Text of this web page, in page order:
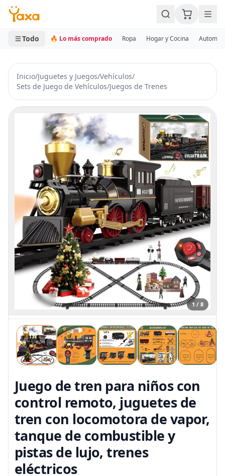
MINI CARRITO
0 productos
Todo 🔥 Lo más comprado Ropa Hogar y Cocina
Inicio/Juguetes y Juegos/Vehículos/
Sets de Juego de Vehículos/Juegos de Trenes
1 / 8
Juego de tren para niños con
control remoto, juguetes de
tren con locomotora de vapor,
tanque de combustible y
pistas de lujo, trenes
eléctricos